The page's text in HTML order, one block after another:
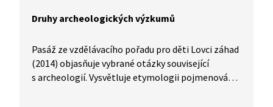
Druhy archeologických výzkumů
Pasáž ze vzdělávacího pořadu pro děti Lovci záhad
(2014) objasňuje vybrané otázky související
s archeologií. Vysvětluje etymologii pojmenování